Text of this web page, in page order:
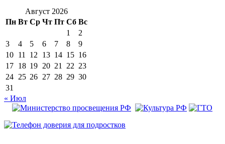
Август 2026
Пн Вт Ср Чт Пт Сб Вс
1
2
3
4 5 6 7 8
9
10 11 12 13 14 15 16
17 18 19 20 21 22 23
24 25 26 27 28 29 30
31
« Июл